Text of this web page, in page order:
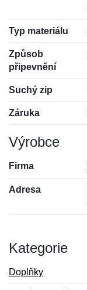
Typ materiálu
Způsob
připevnění
Suchý zip
Záruka
Výrobce
Firma
Adresa
Kategorie
Doplňky